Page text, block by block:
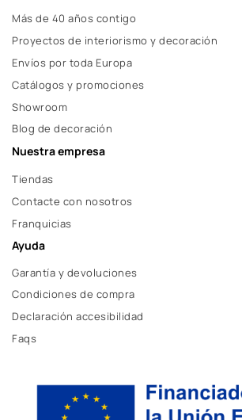
Más de 40 años contigo
Proyectos de interiorismo y decoración
Envíos por toda Europa
Catálogos y promociones
Showroom
Blog de decoración
Nuestra empresa
Tiendas
Contacte con nosotros
Franquicias
Ayuda
Garantía y devoluciones
Condiciones de compra
Declaración accesibilidad
Faqs